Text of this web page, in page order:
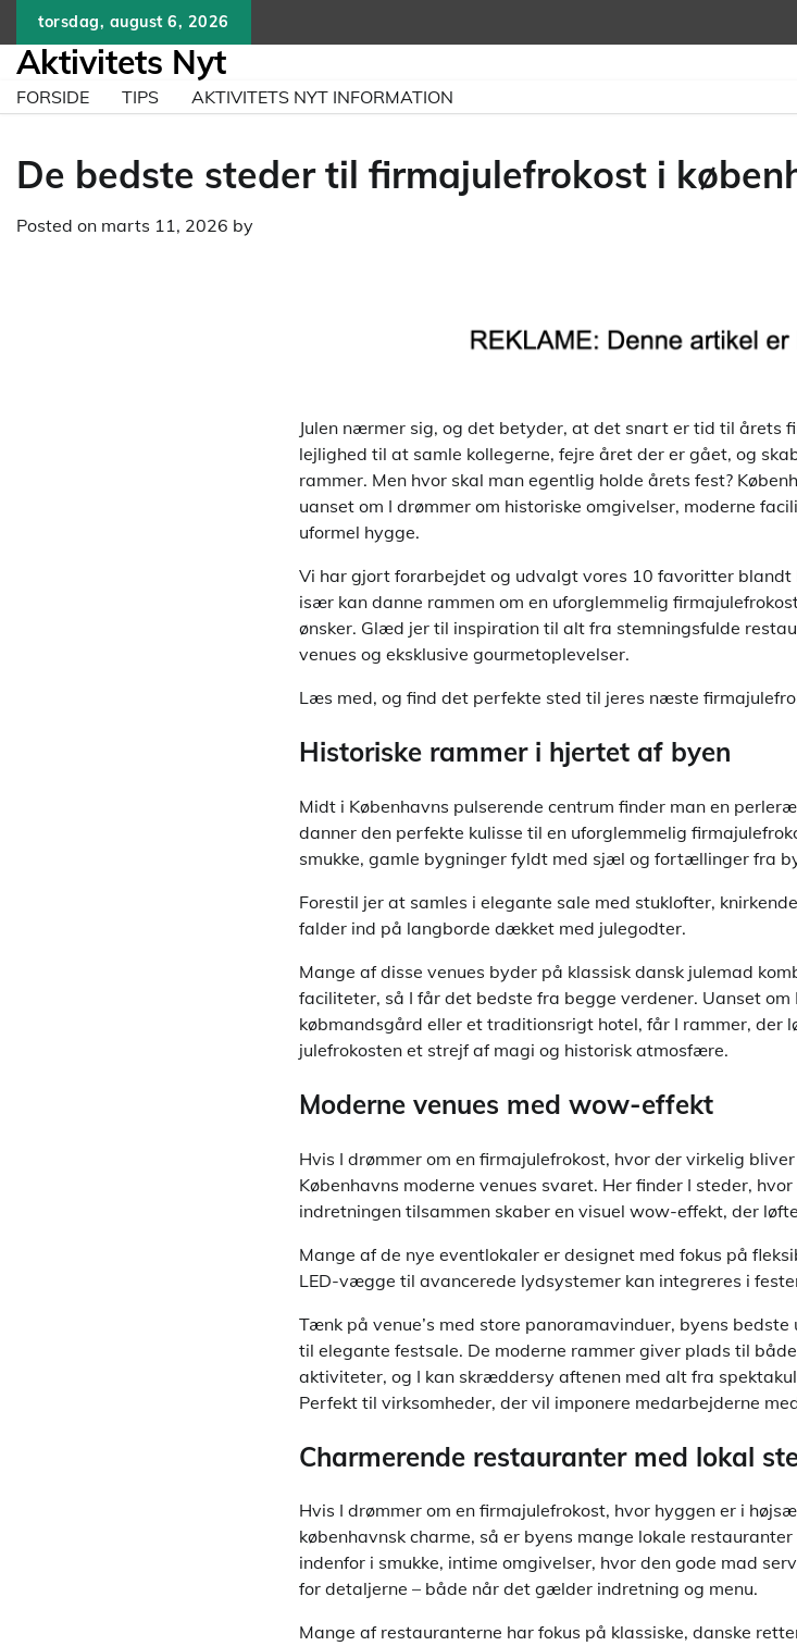
content
torsdag, august 6, 2026
Aktivitets Nyt
FORSIDE TIPS AKTIVITETS NYT INFORMATION
De bedste steder til firmajulefrokost i
Posted on marts 11, 2026 by
Julen nærmer sig, og det betyder, at det snart er tid til årets
lejlighed til at samle kollegerne, fejre året der er gået, og
rammer. Men hvor skal man egentlig holde årets fest?
uanset om I drømmer om historiske omgivelser, moderne
uformel hygge.
Vi har gjort forarbejdet og udvalgt vores 10 favoritter blandt
især kan danne rammen om en uforglemmelig
ønsker. Glæd jer til inspiration til alt fra stemningsfulde
venues og eksklusive gourmetoplevelser.
Læs med, og find det perfekte sted til jeres næste
Historiske rammer i hjertet af byen
Midt i Københavns pulserende centrum finder man en
danner den perfekte kulisse til en uforglemmelig
smukke, gamle bygninger fyldt med sjæl og fortællinger fra
Forestil jer at samles i elegante sale med stuklofter,
falder ind på langborde dækket med julegodter.
Mange af disse venues byder på klassisk dansk julemad
faciliteter, så I får det bedste fra begge verdener. Uanset
købmandsgård eller et traditionsrigt hotel, får I rammer, der
julefrokosten et strejf af magi og historisk atmosfære.
Moderne venues med wow-effekt
Hvis I drømmer om en firmajulefrokost, hvor der virkelig
Københavns moderne venues svaret. Her finder I steder,
indretningen tilsammen skaber en visuel wow-effekt, der
Mange af de nye eventlokaler er designet med fokus på
LED-vægge til avancerede lydsystemer kan integreres i
Tænk på venue’s med store panoramavinduer, byens
til elegante festsale. De moderne rammer giver plads til
aktiviteter, og I kan skræddersy aftenen med alt fra
Perfekt til virksomheder, der vil imponere medarbejderne
Charmerende restauranter med lokal
Hvis I drømmer om en firmajulefrokost, hvor hyggen er i
københavnsk charme, så er byens mange lokale
indenfor i smukke, intime omgivelser, hvor den gode mad
for detaljerne – både når det gælder indretning og menu.
Mange af restauranterne har fokus på klassiske, danske